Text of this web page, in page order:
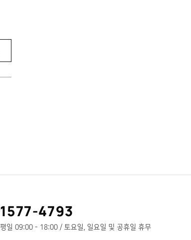
고
객
센
1577-4793
평일 09:00 - 18:00 / 토요일, 일요일 및 공휴일 휴무